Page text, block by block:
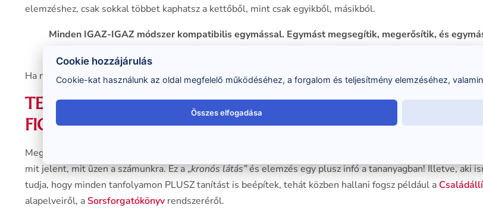
elemzéshez, csak sokkal többet kaphatsz a kettőből, mint csak egyikből, másikból.
Minden IGAZ-IGAZ módszer kompatibilis egymással. Egymást megsegítik, megerősítik, és
Ha nem tanultad még akronobiológiát, akkor bátran keress meg, és megbeszéljük a módját… 🙂
TEHÁT, MOST ITT ARAJZELEMZÉSBENMINDKETTŐT
FIGYELEMBE VESSZÜK.
Megtanuljuk, hogy mi mit jelent, és azt is mellé tesszük, hogyha eltér a kronobiológiai adottságaitól a rajza,
mit jelent, mit üzen a számunkra. Ez a „kronós látás”és elemzés egy plusz infó a tananyagban! Illetve, aki
tudja, hogy minden tanfolyamon PLUSZ tanítást is beépítek, tehát közben hallani fogsz például a
alapelveiről, a Sorsforgatókönyv rendszeréről.
Cookie hozzájárulás
Cookie-kat használunk az oldal megfelelő működéséhez, a forgalom és teljesítmény elemzéséhez,
Összes elfogadása